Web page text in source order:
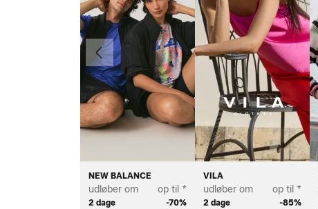
NEW BALANCE
udløber om
2 dage
op til *
-70%
VILA
udløber om
2 dage
op til *
-85%
Forrige